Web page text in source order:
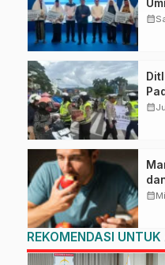
calendar_month
calendar_month
calendar_month
REKOMENDASI